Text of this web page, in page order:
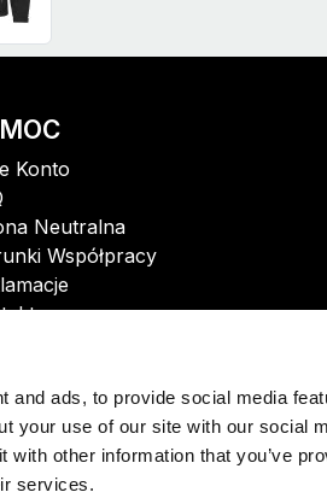
and ads, to provide social media
your use of our site with our social
other information that you’ve
services.
Konto
Neutralna
Współpracy